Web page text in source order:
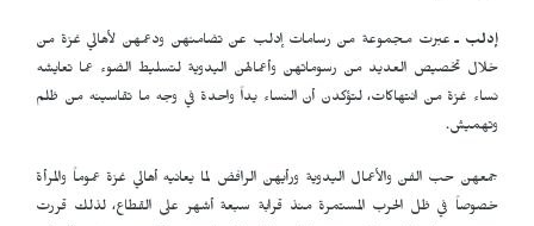
إدلب ـ عبرت مجموعة من رسامات إدلب عن تضامنهن ودعمهن لأهالي غزة من
خلال تخصيص العديد من رسوماتهن وأعمالهن اليدوية لتسليط الضوء عما تعايشه
نساء غزة من انتهاكات، لتؤكدن أن النساء يداً واحدة في وجه ما تقاسينه من ظلم
وتهميش.
جمعهن حب الفن والأعمال اليدوية ورأيهن الرافض لما يعانيه أهالي غزة عموماً والمرأة
خصوصاً في ظل الحرب المستمرة منذ قرابة سبعة أشهر على القطاع، لذلك قررت